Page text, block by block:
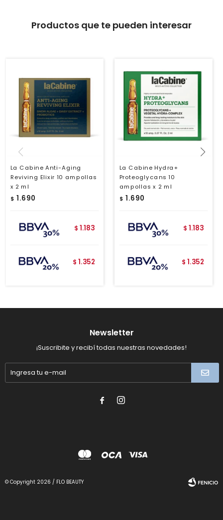
Productos que te pueden interesar
La Cabine Anti-Aging
Reviving Elixir 10 ampollas
x 2 ml
$ 1.690
$ 1.183
$ 1.352
La Cabine Hydra+
Proteoglycans 10
ampollas x 2 ml
$ 1.690
$ 1.183
$ 1.352
Newsletter
¡Suscribite y recibí todas nuestras novedades!
 
© Copyright 2026 / FLO BEAUTY